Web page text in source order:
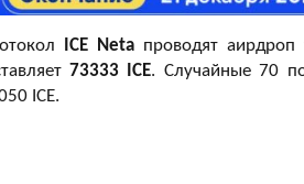
ICE Neta проводят аирдроп
73333 ICE. Случайные 70
ICE.